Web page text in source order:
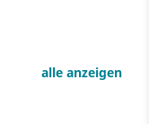
alle anzeigen